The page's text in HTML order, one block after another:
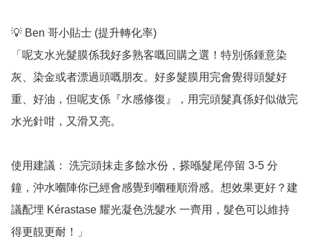
💡 Ben 哥小貼士 (提升轉化率)
「呢支水光髮膜係我好多熟客嘅回購之選！特別係鍾意染
灰、染金或者漂過頭嘅朋友。好多髮膜用完會覺得頭髮好
重、好油，但呢支係『水感修復』，用完頭髮真係好似做完
水光針咁，又滑又亮。
使用建議： 洗完頭抹走多餘水份，搽喺髮尾停留 3-5 分
鐘，沖水嗰陣你已經會感覺到嗰種順滑感。想效果更好？建
議配埋 Kérastase 耀光凝色洗髮水 一齊用，髮色可以維持
得更靚更耐！」